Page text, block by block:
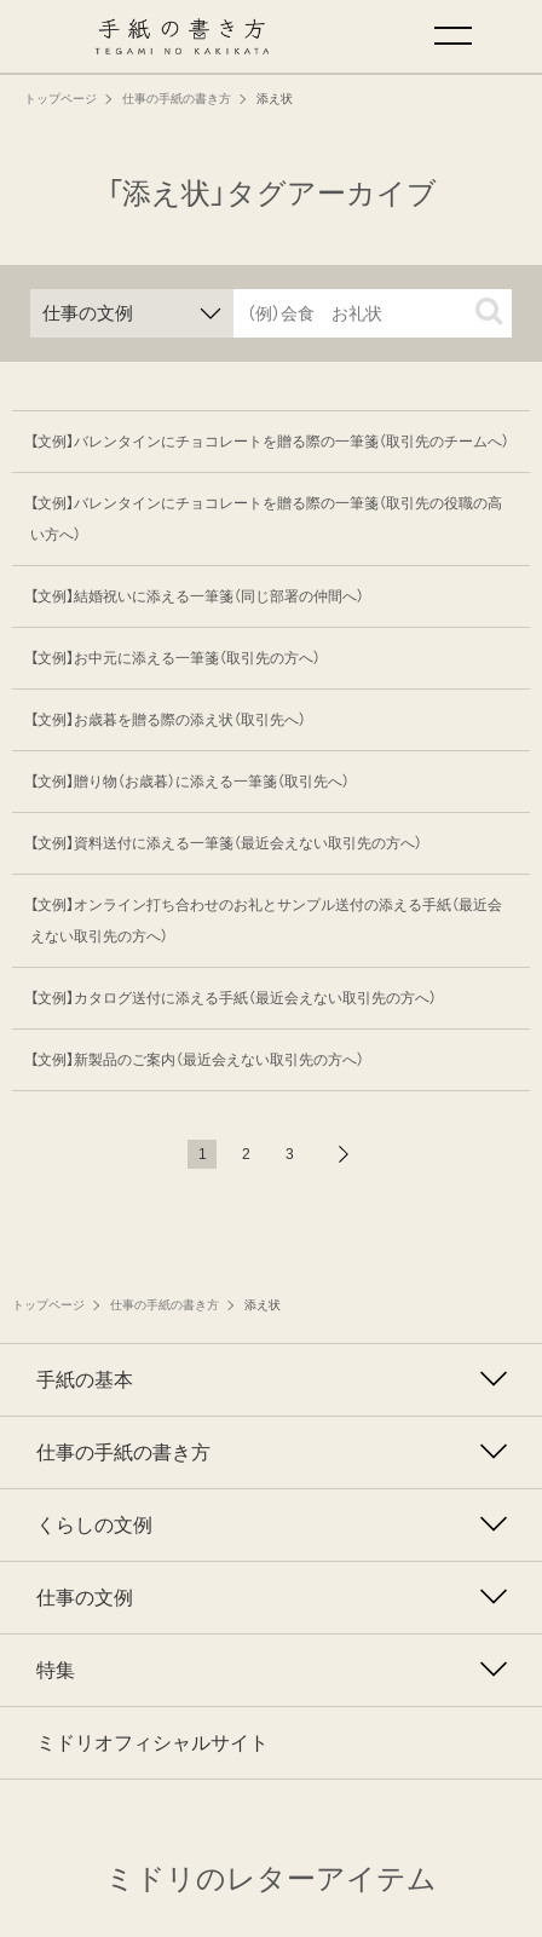
トップページ 仕事の手紙の書き方 添え状
「添え状」タグアーカイブ
【文例】バレンタインにチョコレートを贈る際の一筆箋（取引先のチームへ）
【文例】バレンタインにチョコレートを贈る際の一筆箋（取引先の役職の高
い方へ）
【文例】結婚祝いに添える一筆箋（同じ部署の仲間へ）
【文例】お中元に添える一筆箋（取引先の方へ）
【文例】お歳暮を贈る際の添え状（取引先へ）
【文例】贈り物（お歳暮）に添える一筆箋（取引先へ）
【文例】資料送付に添える一筆箋（最近会えない取引先の方へ）
【文例】オンライン打ち合わせのお礼とサンプル送付の添える手紙（最近会
えない取引先の方へ）
【文例】カタログ送付に添える手紙（最近会えない取引先の方へ）
【文例】新製品のご案内 （最近会えない取引先の方へ）
1 2 3
トップページ 仕事の手紙の書き方 添え状
手紙の基本
仕事の手紙の書き方
くらしの文例
仕事の文例
特集
ミドリオフィシャルサイト
ミドリのレターアイテム
手紙の基本
仕事の手紙の書き方
特集
ミドリオフィシャルサイト